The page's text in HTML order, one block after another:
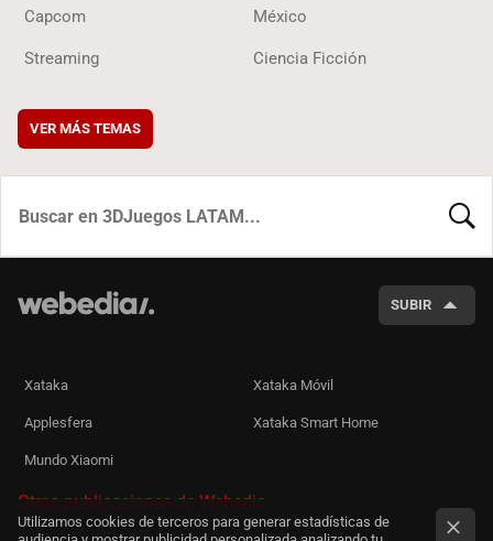
Capcom México
Streaming Ciencia Ficción
VER MÁS TEMAS
SUBIR
Xataka Xataka Móvil
Applesfera Xataka Smart Home
Mundo Xiaomi
Otras publicaciones de Webedia
Utilizamos cookies de terceros para generar estadísticas de